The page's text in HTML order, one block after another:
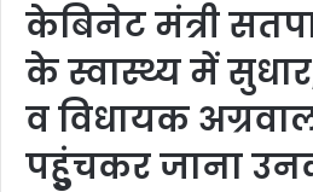
केबिनेट मंत्री
के स्वास्थ्य में
व विधायक
पहुुंचकर जाना